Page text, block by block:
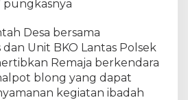
pungkasnya
Desa bersama
Unit BKO Lantas Polsek
Remaja berkendara
blong yang dapat
kegiatan ibadah